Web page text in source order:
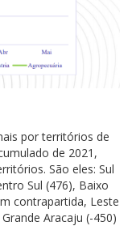
por territórios de
de 2021,
São eles: Sul
Sul (476), Baixo
contrapartida, Leste
Aracaju (-450)